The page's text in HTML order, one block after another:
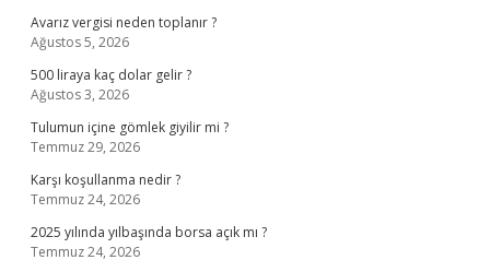
Avarız vergisi neden toplanır ?
Ağustos 5, 2026
500 liraya kaç dolar gelir ?
Ağustos 3, 2026
Tulumun içine gömlek giyilir mi ?
Temmuz 29, 2026
Karşı koşullanma nedir ?
Temmuz 24, 2026
2025 yılında yılbaşında borsa açık mı ?
Temmuz 24, 2026